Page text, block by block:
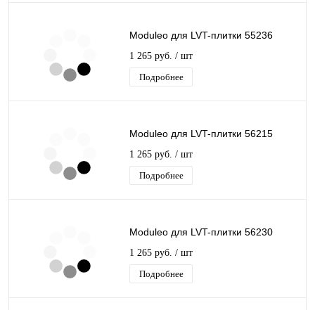
Moduleo для LVT-плитки 55236
1 265 руб. / шт
Подробнее
Moduleo для LVT-плитки 56215
1 265 руб. / шт
Подробнее
Moduleo для LVT-плитки 56230
1 265 руб. / шт
Подробнее